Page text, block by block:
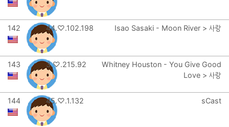
142 44.♡.102.198 Isao Sasaki - Moon River > 사랑
143 3.♡.215.92
Whitney Houston - You Give Good
Love > 사랑
144 45.♡.1.132 sCast